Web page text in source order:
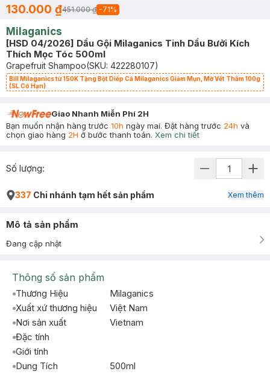
130.000 ₫451.000 ₫ -71%
Milaganics
[HSD 04/2026] Dầu Gội Milaganics Tinh Dầu Bưởi Kích
Thích Mọc Tóc 500ml
Grapefruit Shampoo(SKU: 422280107)
Bill Milaganics từ 150K Tặng Bột Diếp Cá Milaganics Giảm Mụn, Mờ Vết Thâm 100g
(SL Có Hạn)
Giao Nhanh Miễn Phí 2H
Bạn muốn nhận hàng trước 10h ngày mai. Đặt hàng trước 24h và
chọn giao hàng 2H ở bước thanh toán. Xem chi tiết
Số lượng:
337 Chi nhánh tạm hết sản phẩm Xem thêm
Mô tả sản phẩm
Đang cập nhật
Thông số sản phẩm
Thương Hiệu
Milaganics
Xuất xứ thương hiệu
Việt Nam
Nơi sản xuất
Vietnam
Đặc tính
Giới tính
Dung Tích
500ml